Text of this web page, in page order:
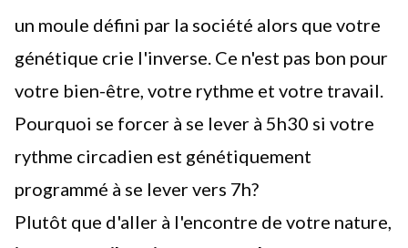
un moule défini par la société alors que votre
génétique crie l'inverse. Ce n'est pas bon pour
votre bien-être, votre rythme et votre travail.
Pourquoi se forcer à se lever à 5h30 si votre
rythme circadien est génétiquement
programmé à se lever vers 7h?
Plutôt que d'aller à l'encontre de votre nature,